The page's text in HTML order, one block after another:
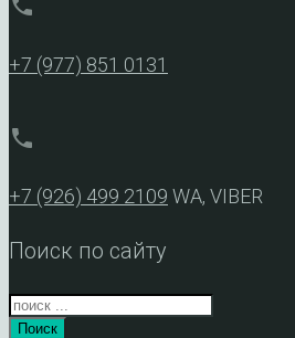
+7 (977) 851 0131
phone
+7 (926) 499 2109 WA, VIBER
Поиск по сайту
Поиск